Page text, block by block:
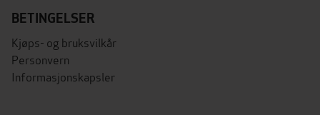
BETINGELSER
Kjøps- og bruksvilkår
Personvern
Informasjonskapsler